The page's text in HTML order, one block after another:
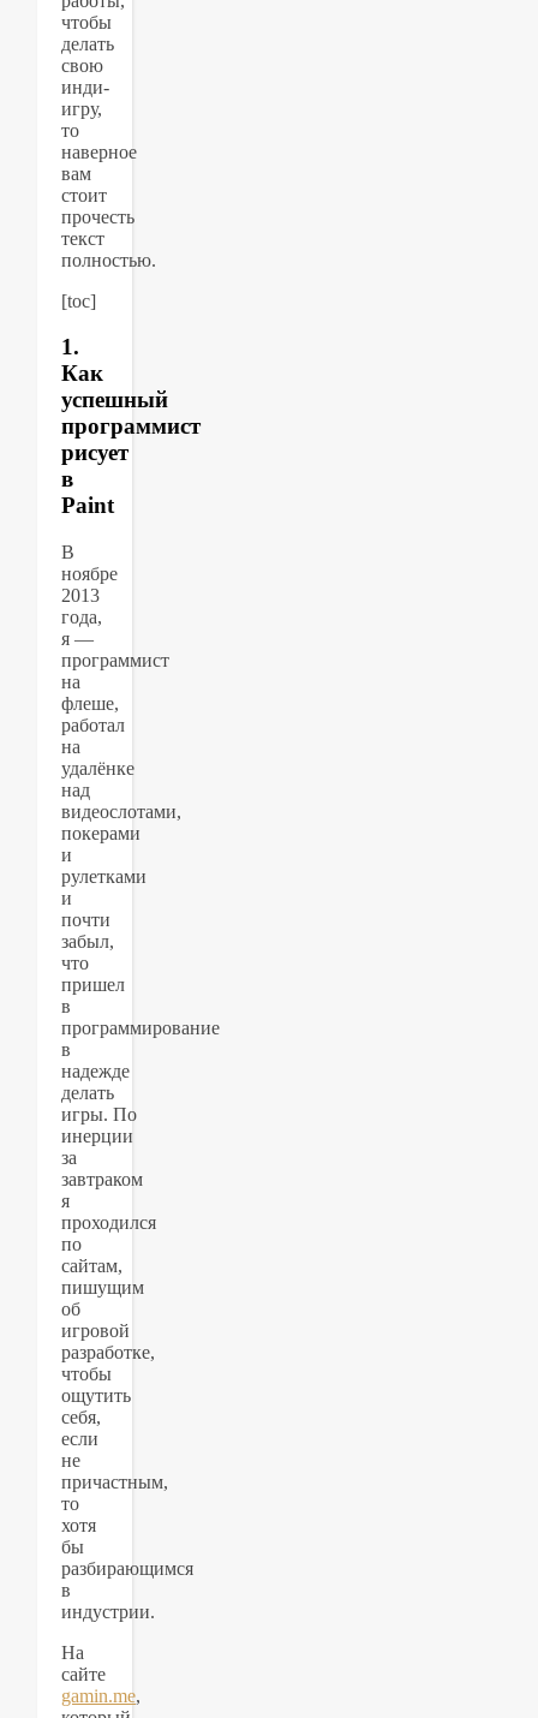
чтобы
делать
свою
инди-
игру,
то
наверное
вам
стоит
прочесть
текст
полностью.
[toc]
1.
Как
успешный
программист
рисует
в
Paint
В
ноябре
2013
года,
я —
программист
на
флеше,
работал
на
удалёнке
над
видеослотами,
покерами
и
рулетками
и
почти
забыл,
что
пришел
в
программирование
в
надежде
делать
игры. По
инерции
за
завтраком
я
проходился
по
сайтам,
пишущим
об
игровой
разработке,
чтобы
ощутить
себя,
если
не
причастным,
то
хотя
бы
разбирающимся
в
индустрии.
На
сайте
gamin.me,